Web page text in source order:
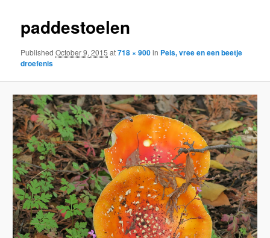
paddestoelen
PublishedOctober 9, 2015 at718 × 900in Peis, vree en een beetje
droefenis